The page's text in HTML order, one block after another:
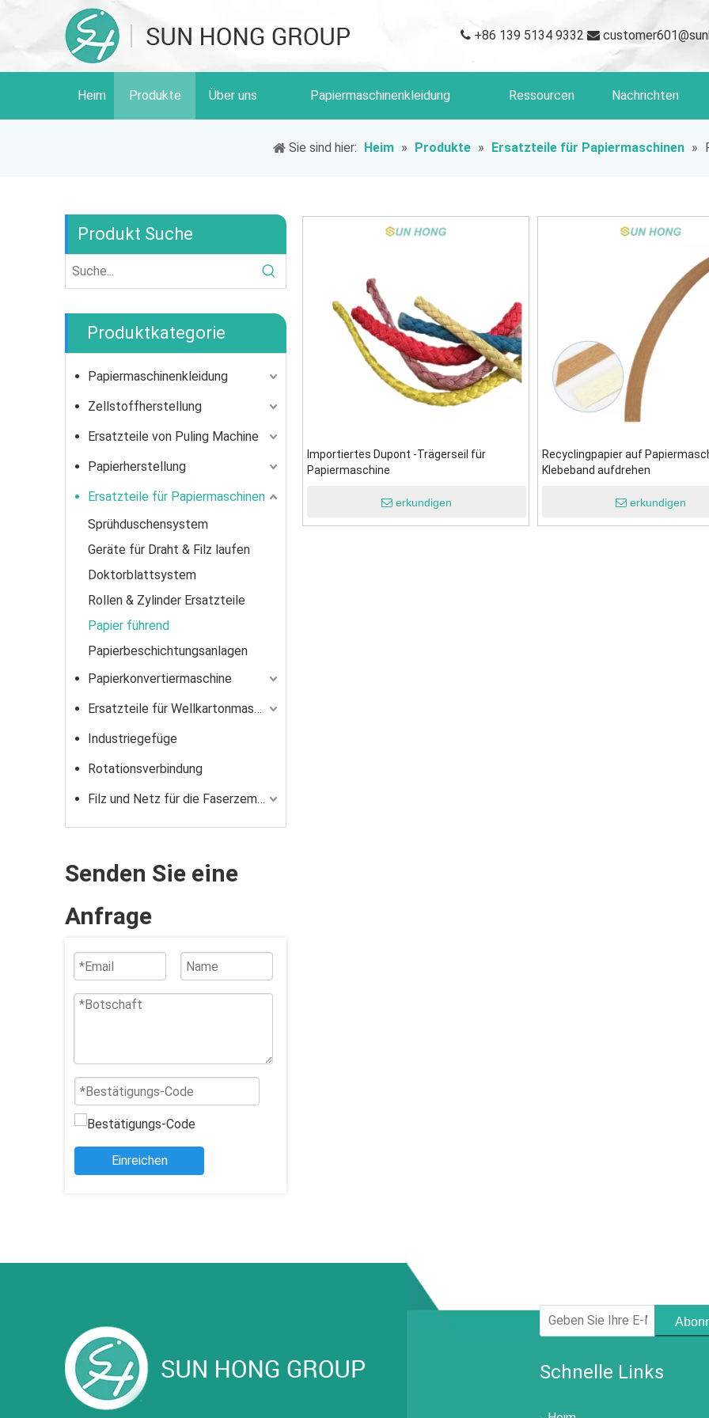
 +86 139 5134 9332 
Heim Produkte Über uns Papiermaschinenkleidung Ressourcen Nachrichten
Sie sind hier: Heim » Produkte » Ersatzteile für Papiermaschinen »
Produkt Suche
Produktkategorie
Papiermaschinenkleidung
Zellstoffherstellung
Ersatzteile von Puling Machine
Papierherstellung
Ersatzteile für Papiermaschinen
Sprühduschensystem
Geräte für Draht & Filz laufen
Doktorblattsystem
Rollen & Zylinder Ersatzteile
Papier führend
Papierbeschichtungsanlagen
Papierkonvertiermaschine
Ersatzteile für Wellkartonmaschine für Wellkartonmaschine
Industriegefüge
Rotationsverbindung
Filz und Netz für die Faserzementindustrie
Senden Sie eine
Anfrage
Einreichen
Importiertes Dupont -Trägerseil für
Papiermaschine
erkundigen
Recyclingpapier auf
Klebeband aufdrehen
erkundigen
Schnelle Links